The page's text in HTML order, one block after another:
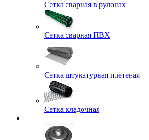
Сетка сварная в рулонах
Сетка сварная ПВХ
Сетка штукатурная плетеная
Сетка кладочная